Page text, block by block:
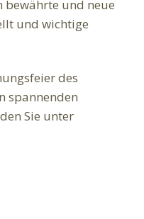
bewährte und neue
und wichtige
des
spannenden
Sie unter